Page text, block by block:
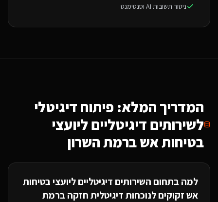
ניטור תשובות AI וסנטימנט
המדריך המלא: פיתוח דיגיטלי
לשירותים דיגיטליים ליועצי
בטיחות אשברמת השרון
למה בתחום השירותים דיגיטליים ליועצי בטיחות
אשזקוקים לנוכחות דיגיטלית חזקה ברמת